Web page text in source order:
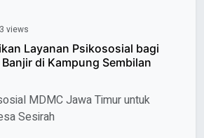
views
Layanan Psikososial bagi
di Kampung Sembilan